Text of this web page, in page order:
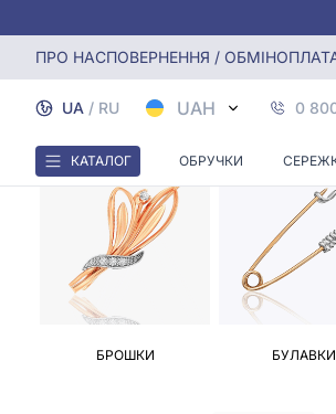
ПРО НАСПОВЕРНЕННЯ / ОБМІН
UA / RU UAH 0
КАТАЛОГ ОБРУЧКИ
Головна Брошки. Булавки Золоті
БРОШКИ БУЛАВКИ